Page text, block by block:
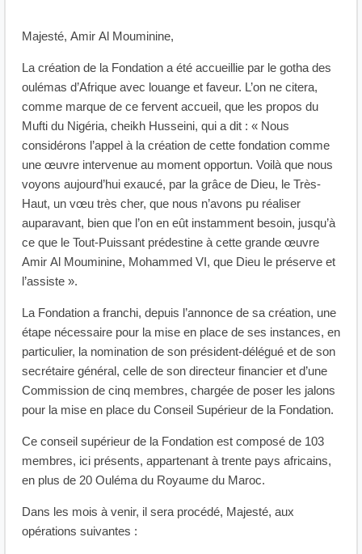
Majesté, Amir Al Mouminine,
La création de la Fondation a été accueillie par le gotha des
oulémas d’Afrique avec louange et faveur. L’on ne citera,
comme marque de ce fervent accueil, que les propos du
Mufti du Nigéria, cheikh Husseini, qui a dit : « Nous
considérons l’appel à la création de cette fondation comme
une œuvre intervenue au moment opportun. Voilà que nous
voyons aujourd’hui exaucé, par la grâce de Dieu, le Très-
Haut, un vœu très cher, que nous n’avons pu réaliser
auparavant, bien que l’on en eût instamment besoin, jusqu’à
ce que le Tout-Puissant prédestine à cette grande œuvre
Amir Al Mouminine, Mohammed VI, que Dieu le préserve et
l’assiste ».
La Fondation a franchi, depuis l’annonce de sa création, une
étape nécessaire pour la mise en place de ses instances, en
particulier, la nomination de son président-délégué et de son
secrétaire général, celle de son directeur financier et d’une
Commission de cinq membres, chargée de poser les jalons
pour la mise en place du Conseil Supérieur de la Fondation.
Ce conseil supérieur de la Fondation est composé de 103
membres, ici présents, appartenant à trente pays africains,
en plus de 20 Ouléma du Royaume du Maroc.
Dans les mois à venir, il sera procédé, Majesté, aux
opérations suivantes :